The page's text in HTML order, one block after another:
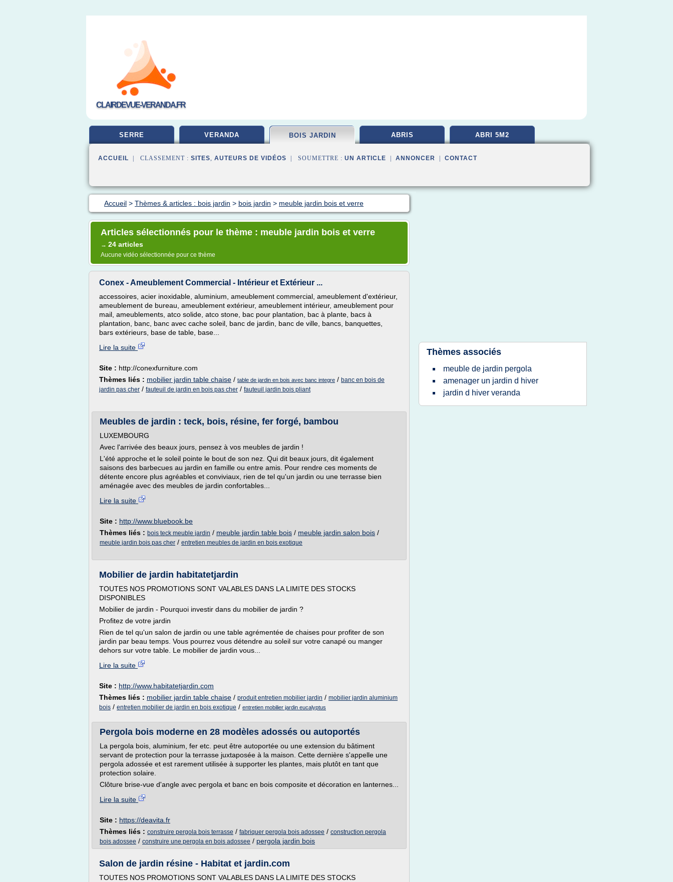
CLAIRDEVUE-VERANDA.FR
SERRE VERANDA BOIS JARDIN ABRIS ABRI 5M2
ACCUEIL | CLASSEMENT : SITES, AUTEURS DE VIDÉOS | SOUMETTRE : UN ARTICLE ANNONCER CONTACT
Accueil > Thèmes & articles : bois jardin > bois jardin > meuble jardin bois et verre
Articles sélectionnés pour le thème : meuble jardin bois et verre
→ 24 articles
Aucune vidéo sélectionnée pour ce thème
Conex - Ameublement Commercial - Intérieur et Extérieur ...
accessoires, acier inoxidable, aluminium, ameublement commercial, ameublement d'extérieur,
ameublement de bureau, ameublement extérieur, ameublement intérieur, ameublement pour
mail, ameublements, atco solide, atco stone, bac pour plantation, bac à plante, bacs à
plantation, banc, banc avec cache soleil, banc de jardin, banc de ville, bancs, banquettes,
bars extérieurs, base de table, base...
Lire la suite
Site : http://conexfurniture.com
Thèmes liés : mobilier jardin table chaise / table de jardin en bois avec banc integre / banc en bois de
jardin pas cher / fauteuil de jardin en bois pas cher / fauteuil jardin bois pliant
Meubles de jardin : teck, bois, résine, fer forgé, bambou
LUXEMBOURG
Avec l'arrivée des beaux jours, pensez à vos meubles de jardin !
L'été approche et le soleil pointe le bout de son nez. Qui dit beaux jours, dit également
saisons des barbecues au jardin en famille ou entre amis. Pour rendre ces moments de
détente encore plus agréables et conviviaux, rien de tel qu'un jardin ou une terrasse bien
aménagée avec des meubles de jardin confortables...
Lire la suite
Site : http://www.bluebook.be
Thèmes liés : bois teck meuble jardin / meuble jardin table bois / meuble jardin salon bois /
meuble jardin bois pas cher / entretien meubles de jardin en bois exotique
Mobilier de jardin habitatetjardin
TOUTES NOS PROMOTIONS SONT VALABLES DANS LA LIMITE DES STOCKS
DISPONIBLES
Mobilier de jardin - Pourquoi investir dans du mobilier de jardin ?
Profitez de votre jardin
Rien de tel qu'un salon de jardin ou une table agrémentée de chaises pour profiter de son
jardin par beau temps. Vous pourrez vous détendre au soleil sur votre canapé ou manger
dehors sur votre table. Le mobilier de jardin vous...
Lire la suite
Site : http://www.habitatetjardin.com
Thèmes liés : mobilier jardin table chaise / produit entretien mobilier jardin / mobilier jardin aluminium
bois / entretien mobilier de jardin en bois exotique / entretien mobilier jardin eucalyptus
Pergola bois moderne en 28 modèles adossés ou autoportés
La pergola bois, aluminium, fer etc. peut être autoportée ou une extension du bâtiment
servant de protection pour la terrasse juxtaposée à la maison. Cette dernière s'appelle une
pergola adossée et est rarement utilisée à supporter les plantes, mais plutôt en tant que
protection solaire.
Clôture brise-vue d'angle avec pergola et banc en bois composite et décoration en lanternes...
Lire la suite
Site : https://deavita.fr
Thèmes liés : construire pergola bois terrasse / fabriquer pergola bois adossee / construction pergola
bois adossee / construire une pergola en bois adossee / pergola jardin bois
Salon de jardin résine - Habitat et jardin.com
TOUTES NOS PROMOTIONS SONT VALABLES DANS LA LIMITE DES STOCKS
Thèmes associés
meuble de jardin pergola
amenager un jardin d hiver
jardin d hiver veranda